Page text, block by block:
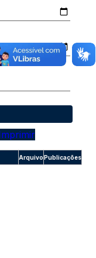
ArquivoPublicações